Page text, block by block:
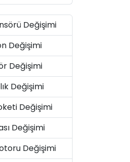
Değişimi
Değişimi
Değişimi
Değişimi
Değişimi
Değişimi
Değişimi